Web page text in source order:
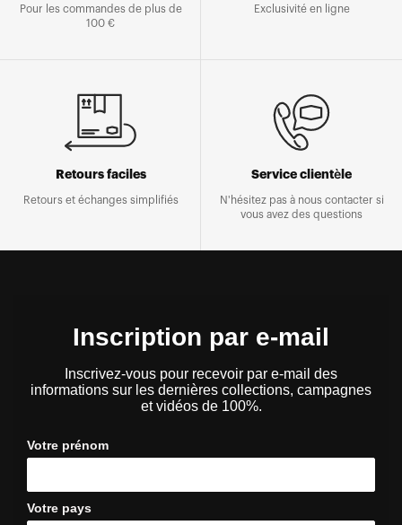
Pour les commandes de plus de
100 €
Exclusivité en ligne
Retours faciles
Retours et échanges simplifiés
Service clientèle
N'hésitez pas à nous contacter si
vous avez des questions
Inscription par e-mail
Inscrivez-vous pour recevoir par e-mail des
informations sur les dernières collections, campagnes
et vidéos de 100%.
Votre prénom
Votre pays